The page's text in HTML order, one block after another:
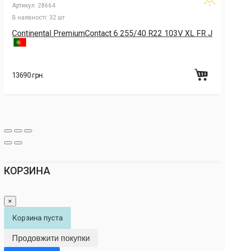
Артикул: 28664
В наявності: 32 шт
Continental PremiumContact 6 255/40 R22 103V XL FR J
13690 грн.
КОРЗИНА
×
Корзина пуста
Продовжити покупки